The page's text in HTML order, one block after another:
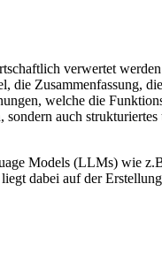
verwertet
die Zusammenfassung,
welche die
auch
Models (LLMs) wie
dabei auf der